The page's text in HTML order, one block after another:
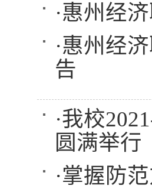
·惠州经
·惠州经
告
·我校
圆满举行
·掌握防